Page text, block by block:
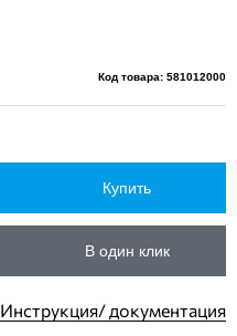
Код товара: 581012000
Купить
В один клик
Инструкция/ документация